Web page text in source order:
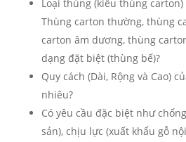
Loại thùng (kiểu thùng carton)
Thùng carton thường, thùng
carton âm dương, thùng
dạng đặt biệt (thùng bế)?
Quy cách (Dài, Rộng và Cao)
nhiêu?
Có yêu cầu đặc biệt như
sản), chịu lực (xuất khẩu gỗ